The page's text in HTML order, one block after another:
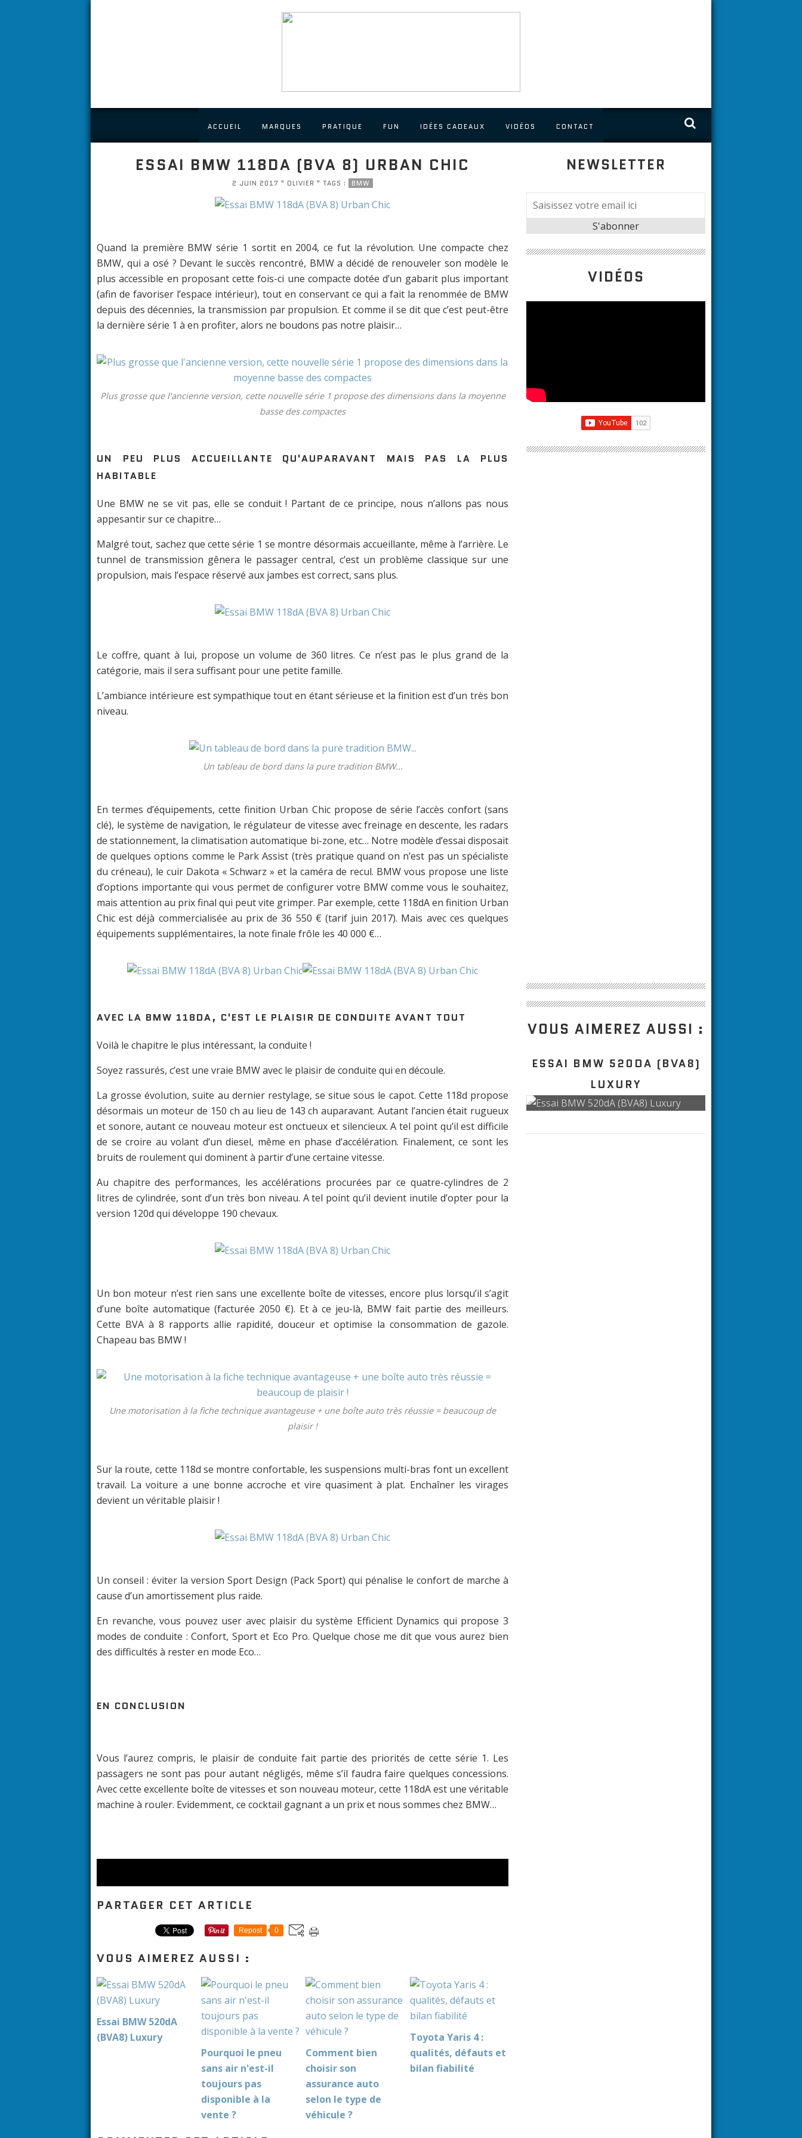
ACCUEIL MARQUES PRATIQUE FUN IDÉES CADEAUX VIDÉOS CONTACT
ESSAI BMW 118DA (BVA 8) URBAN CHIC
2 JUIN 2017 " OLIVIER " TAGS : BMW
Quand la première BMW série 1 sortit en 2004, ce fut la révolution. Une compacte chez
BMW, qui a osé ? Devant le succès rencontré, BMW a décidé de renouveler son modèle le
plus accessible en proposant cette fois-ci une compacte dotée d’un gabarit plus important
(afin de favoriser l’espace intérieur), tout en conservant ce qui a fait la renommée de BMW
depuis des décennies, la transmission par propulsion. Et comme il se dit que c’est peut-être
la dernière série 1 à en profiter, alors ne boudons pas notre plaisir…
Plus grosse que l'ancienne version, cette nouvelle série 1 propose des dimensions dans la moyenne
basse des compactes
UN PEU PLUS ACCUEILLANTE QU'AUPARAVANT MAIS PAS LA PLUS
HABITABLE
Une BMW ne se vit pas, elle se conduit ! Partant de ce principe, nous n’allons pas nous
appesantir sur ce chapitre…
Malgré tout, sachez que cette série 1 se montre désormais accueillante, même à l’arrière. Le
tunnel de transmission gênera le passager central, c’est un problème classique sur une
propulsion, mais l’espace réservé aux jambes est correct, sans plus.
Le coffre, quant à lui, propose un volume de 360 litres. Ce n’est pas le plus grand de la
catégorie, mais il sera suffisant pour une petite famille.
L’ambiance intérieure est sympathique tout en étant sérieuse et la finition est d’un très bon
niveau.
Un tableau de bord dans la pure tradition BMW...
En termes d’équipements, cette finition Urban Chic propose de série l’accès confort (sans
clé), le système de navigation, le régulateur de vitesse avec freinage en descente, les radars
de stationnement, la climatisation automatique bi-zone, etc… Notre modèle d’essai disposait
de quelques options comme le Park Assist (très pratique quand on n’est pas un spécialiste
du créneau), le cuir Dakota « Schwarz » et la caméra de recul. BMW vous propose une liste
d’options importante qui vous permet de configurer votre BMW comme vous le souhaitez,
mais attention au prix final qui peut vite grimper. Par exemple, cette 118dA en finition Urban
Chic est déjà commercialisée au prix de 36 550 € (tarif juin 2017). Mais avec ces quelques
équipements supplémentaires, la note finale frôle les 40 000 €…
AVEC LA BMW 118DA, C'EST LE PLAISIR DE CONDUITE AVANT TOUT
Voilà le chapitre le plus intéressant, la conduite !
Soyez rassurés, c’est une vraie BMW avec le plaisir de conduite qui en découle.
La grosse évolution, suite au dernier restylage, se situe sous le capot. Cette 118d propose
désormais un moteur de 150 ch au lieu de 143 ch auparavant. Autant l’ancien était rugueux
et sonore, autant ce nouveau moteur est onctueux et silencieux. A tel point qu’il est difficile
de se croire au volant d’un diesel, même en phase d’accélération. Finalement, ce sont les
bruits de roulement qui dominent à partir d’une certaine vitesse.
Au chapitre des performances, les accélérations procurées par ce quatre-cylindres de 2
litres de cylindrée, sont d’un très bon niveau. A tel point qu’il devient inutile d’opter pour la
version 120d qui développe 190 chevaux.
Un bon moteur n’est rien sans une excellente boîte de vitesses, encore plus lorsqu’il s’agit
d’une boîte automatique (facturée 2050 €). Et à ce jeu-là, BMW fait partie des meilleurs.
Cette BVA à 8 rapports allie rapidité, douceur et optimise la consommation de gazole.
Chapeau bas BMW !
Une motorisation à la fiche technique avantageuse + une boîte auto très réussie = beaucoup de
plaisir !
Sur la route, cette 118d se montre confortable, les suspensions multi-bras font un excellent
travail. La voiture a une bonne accroche et vire quasiment à plat. Enchaîner les virages
devient un véritable plaisir !
Un conseil : éviter la version Sport Design (Pack Sport) qui pénalise le confort de marche à
cause d’un amortissement plus raide.
En revanche, vous pouvez user avec plaisir du système Efficient Dynamics qui propose 3
modes de conduite : Confort, Sport et Eco Pro. Quelque chose me dit que vous aurez bien
des difficultés à rester en mode Eco…
EN CONCLUSION
Vous l’aurez compris, le plaisir de conduite fait partie des priorités de cette série 1. Les
passagers ne sont pas pour autant négligés, même s’il faudra faire quelques concessions.
Avec cette excellente boîte de vitesses et son nouveau moteur, cette 118dA est une véritable
machine à rouler. Evidemment, ce cocktail gagnant a un prix et nous sommes chez BMW…
PARTAGER CET ARTICLE
Repost 0
VOUS AIMEREZ AUSSI :
Essai BMW 520dA
(BVA8) Luxury
Pourquoi le pneu
sans air n'est-il
toujours pas
disponible à la
vente ?
Comment bien
choisir son
assurance auto
selon le type de
véhicule ?
Toyota Yaris 4 :
qualités, défauts et
bilan fiabilité
NEWSLETTER
VIDÉOS
VOUS AIMEREZ AUSSI :
ESSAI BMW 520DA (BVA8)
LUXURY